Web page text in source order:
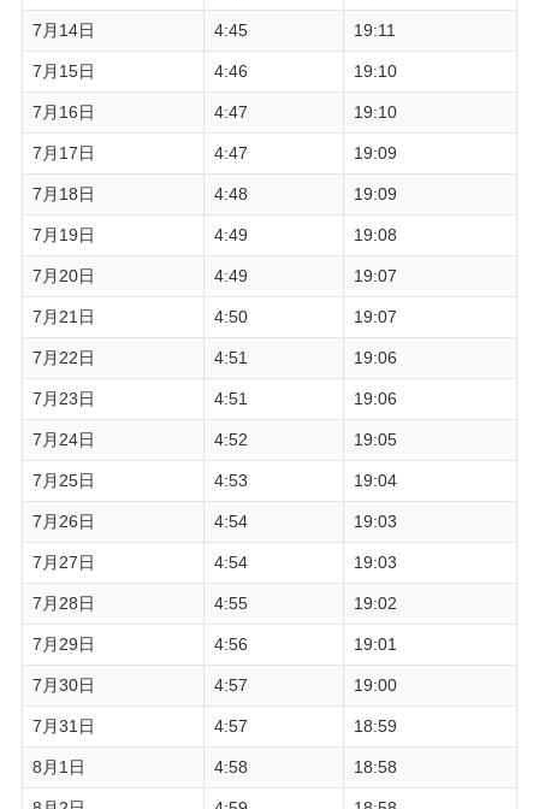
7月14日 4:45 19:11
7月15日 4:46 19:10
7月16日 4:47 19:10
7月17日 4:47 19:09
7月18日 4:48 19:09
7月19日 4:49 19:08
7月20日 4:49 19:07
7月21日 4:50 19:07
7月22日 4:51 19:06
7月23日 4:51 19:06
7月24日 4:52 19:05
7月25日 4:53 19:04
7月26日 4:54 19:03
7月27日 4:54 19:03
7月28日 4:55 19:02
7月29日 4:56 19:01
7月30日 4:57 19:00
7月31日 4:57 18:59
8月1日 4:58 18:58